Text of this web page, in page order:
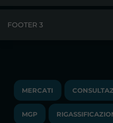
LAVORA
FOOTER 3
TRAYPORT
LIQUIDITY
MERCATI
MGP